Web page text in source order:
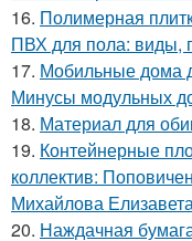
16. Полимерная
ПВХ для пола: виды,
17. Мобильные дома
Минусы модульных
18. Материал для
19. Контейнерные
коллектив:
Михайлова
20. Наждачная